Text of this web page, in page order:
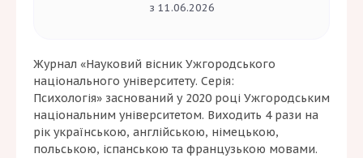
Журнал «Науковий вісник Ужгородського
національного університету. Серія:
Психологія» заснований у 2020 році Ужгородським
національним університетом. Виходить 4 рази на
рік українською, англійською, німецькою,
польською, іспанською та французькою мовами.
з 11.06.2026